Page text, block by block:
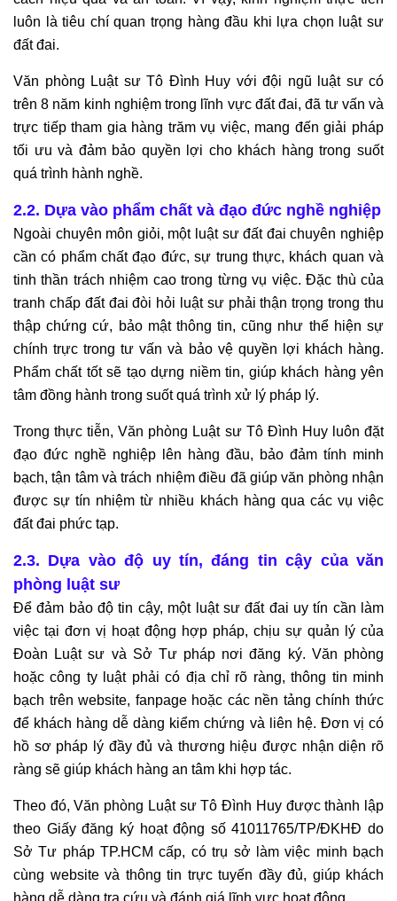
luôn là tiêu chí quan trọng hàng đầu khi lựa chọn luật sư
đất đai.
Văn phòng Luật sư Tô Đình Huy với đội ngũ luật sư có
trên 8 năm kinh nghiệm trong lĩnh vực đất đai, đã tư vấn và
trực tiếp tham gia hàng trăm vụ việc, mang đến giải pháp
tối ưu và đảm bảo quyền lợi cho khách hàng trong suốt
quá trình hành nghề.
2.2. Dựa vào phẩm chất và đạo đức nghề nghiệp
Ngoài chuyên môn giỏi, một luật sư đất đai chuyên nghiệp
cần có phẩm chất đạo đức, sự trung thực, khách quan và
tinh thần trách nhiệm cao trong từng vụ việc. Đặc thù của
tranh chấp đất đai đòi hỏi luật sư phải thận trọng trong thu
thập chứng cứ, bảo mật thông tin, cũng như thể hiện sự
chính trực trong tư vấn và bảo vệ quyền lợi khách hàng.
Phẩm chất tốt sẽ tạo dựng niềm tin, giúp khách hàng yên
tâm đồng hành trong suốt quá trình xử lý pháp lý.
Trong thực tiễn, Văn phòng Luật sư Tô Đình Huy luôn đặt
đạo đức nghề nghiệp lên hàng đầu, bảo đảm tính minh
bạch, tận tâm và trách nhiệm điều đã giúp văn phòng nhận
được sự tín nhiệm từ nhiều khách hàng qua các vụ việc
đất đai phức tạp.
2.3. Dựa vào độ uy tín, đáng tin cậy của văn
phòng luật sư
Để đảm bảo độ tin cậy, một luật sư đất đai uy tín cần làm
việc tại đơn vị hoạt động hợp pháp, chịu sự quản lý của
Đoàn Luật sư và Sở Tư pháp nơi đăng ký. Văn phòng
hoặc công ty luật phải có địa chỉ rõ ràng, thông tin minh
bạch trên website, fanpage hoặc các nền tảng chính thức
để khách hàng dễ dàng kiểm chứng và liên hệ. Đơn vị có
hồ sơ pháp lý đầy đủ và thương hiệu được nhận diện rõ
ràng sẽ giúp khách hàng an tâm khi hợp tác.
Theo đó, Văn phòng Luật sư Tô Đình Huy được thành lập
theo Giấy đăng ký hoạt động số 41011765/TP/ĐKHĐ do
Sở Tư pháp TP.HCM cấp, có trụ sở làm việc minh bạch
cùng website và thông tin trực tuyến đầy đủ, giúp khách
hàng dễ dàng tra cứu và đánh giá lĩnh vực hoạt động.